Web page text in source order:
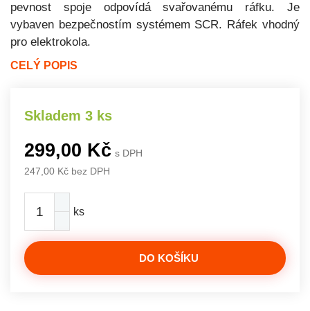
pevnost spoje odpovídá svařovanému ráfku. Je
vybaven bezpečnostím systémem SCR. Ráfek vhodný
pro elektrokola.
CELÝ POPIS
Skladem 3 ks
299,00 Kč s DPH
247,00 Kč bez DPH
ks
DO KOŠÍKU